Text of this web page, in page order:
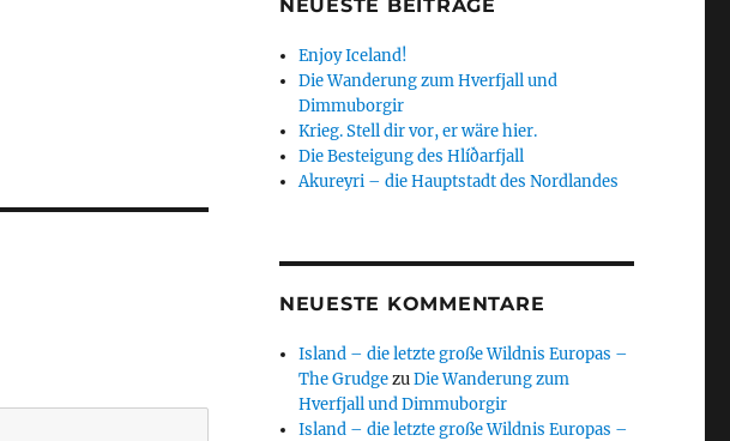
NEUESTE BEITRÄGE
Enjoy Iceland!
Die Wanderung zum Hverfjall und
Dimmuborgir
Krieg. Stell dir vor, er wäre hier.
Die Besteigung des Hlíðarfjall
Akureyri – die Hauptstadt des Nordlandes
NEUESTE KOMMENTARE
Island – die letzte große Wildnis Europas –
The GrudgezuDie Wanderung zum
Hverfjall und Dimmuborgir
Island – die letzte große Wildnis Europas –